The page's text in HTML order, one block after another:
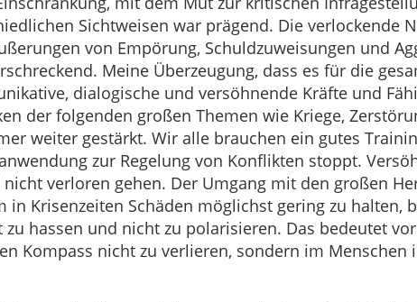
Sichtweisen war prägend. Die verlockende
von Empörung, Schuldzuweisungen und
Meine Überzeugung, dass es für die
dialogische und versöhnende Kräfte und
der folgenden großen Themen wie Kriege,
weiter gestärkt. Wir alle brauchen ein gutes
zur Regelung von Konflikten stoppt.
verloren gehen. Der Umgang mit den großen
in Krisenzeiten Schäden möglichst gering zu halten,
zu hassen und nicht zu polarisieren. Das bedeutet
Kompass nicht zu verlieren, sondern im Menschen